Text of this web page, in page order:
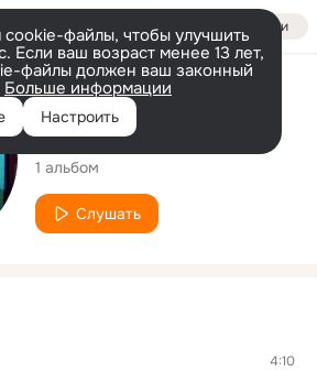
Войти
файлы, чтобы улучшить
Если ваш возраст менее 13 лет,
файлы должен ваш законный
Больше информации
Настроить
Исполнитель
RG Project
1 альбом
Слушать
4:10